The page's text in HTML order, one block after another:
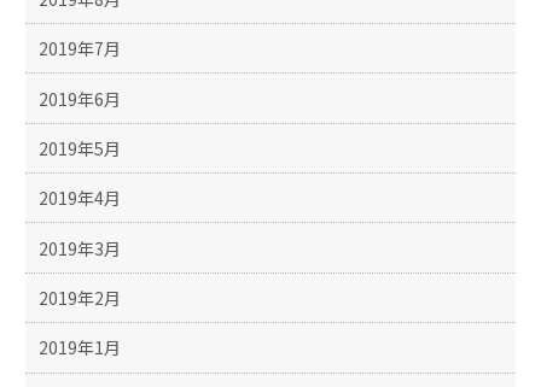
2019年7月
2019年6月
2019年5月
2019年4月
2019年3月
2019年2月
2019年1月